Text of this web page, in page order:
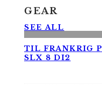
GEAR
SEE ALL
TIL FRANKRIG
SLX 8 DI2